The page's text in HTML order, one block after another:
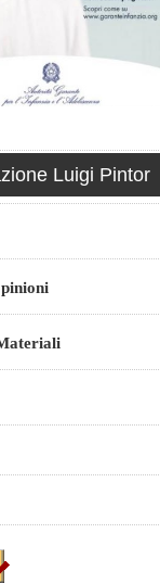
Luigi Pintor